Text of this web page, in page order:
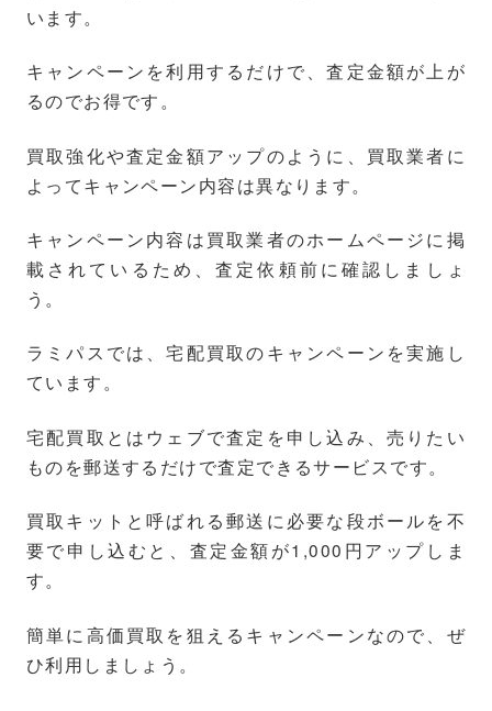
います。
キャンペーンを利用するだけで、査定金額が上が
るのでお得です。
買取強化や査定金額アップのように、買取業者に
よってキャンペーン内容は異なります。
キャンペーン内容は買取業者のホームページに掲
載されているため、査定依頼前に確認しましょ
う。
ラミパスでは、宅配買取のキャンペーンを実施し
ています。
宅配買取とはウェブで査定を申し込み、売りたい
ものを郵送するだけで査定できるサービスです。
買取キットと呼ばれる郵送に必要な段ボールを不
要で申し込むと、査定金額が1,000円アップしま
す。
簡単に高価買取を狙えるキャンペーンなので、ぜ
ひ利用しましょう。